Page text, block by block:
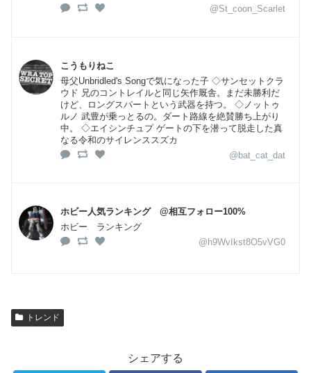
@St_coon_Scarlet
こうもりねこ
母父Unbridled's Songで気になった子 ◇サンセットクラ
ウド 兄のコントレイルと同じ矢作厩舎。まだ未勝利だ
けど、ロングスパートという武器を持つ。 ◇ノットゥ
ルノ 武豊が乗っとるの。ダート路線を絶賛勝ち上がり
中。 ◇エイシンチュプ ゲートの下を潜って脱走した真
なる令和のサイレンススズカ
@bat_cat_dat
ホビー人気ランキング @相互フォロー100%
ホビー ランキング
@h9WvIkst8O5vVG0
トレンド
シェアする